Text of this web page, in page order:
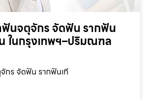
นจตุจักร จัดฟัน รากฟัน
ในกรุงเทพฯ–ปริมณฑล
กร จัดฟัน รากฟันเที